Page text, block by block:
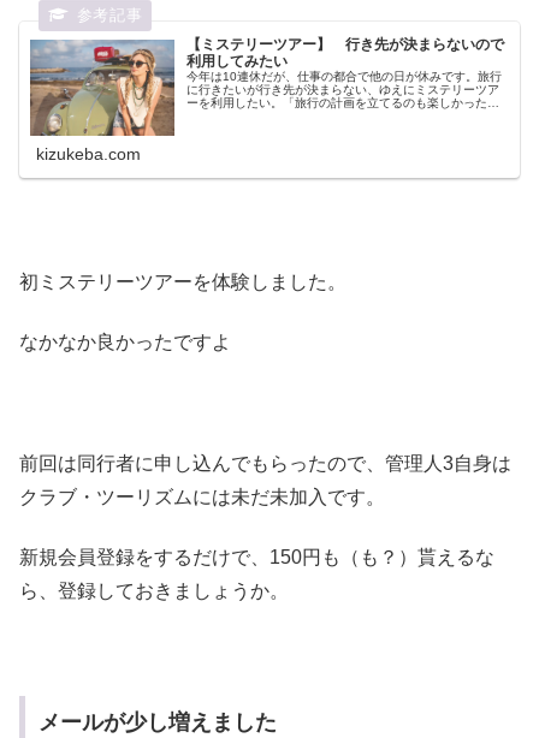
【ミステリーツアー】 行き先が決まらないので
利用してみたい
今年は10連休だが、仕事の都合で他の日が休みです。旅行
に行きたいが行き先が決まらない、ゆえにミステリーツア
ーを利用したい。「旅行の計画を立てるのも楽しかった」
kizukeba.com
初ミステリーツアーを体験しました。
なかなか良かったですよ
前回は同行者に申し込んでもらったので、管理人3自身は
クラブ・ツーリズムには未だ未加入です。
新規会員登録をするだけで、150円も（も？）貰えるな
ら、登録しておきましょうか。
メールが少し増えました